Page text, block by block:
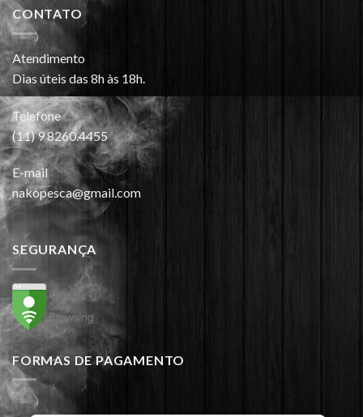
CONTATO
Atendimento
Dias úteis das 8h às 18h.
Telefone
(11) 9 8260.4455
E-mail
nakopesca@gmail.com
SEGURANÇA
FORMAS DE PAGAMENTO